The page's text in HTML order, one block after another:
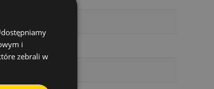
i
zebrali w